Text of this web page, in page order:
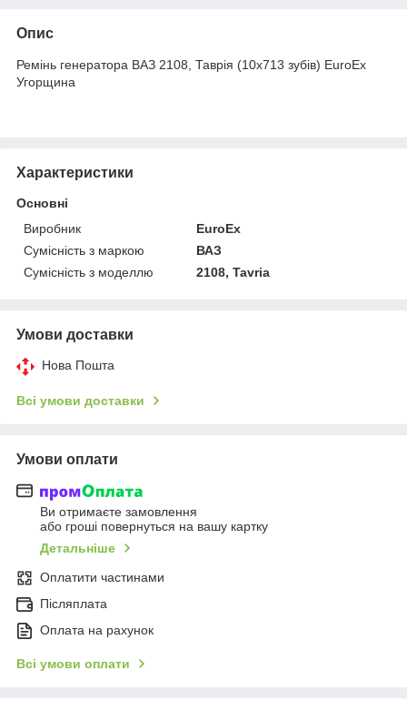
Опис
Ремінь генератора ВАЗ 2108, Таврія (10х713 зубів) EuroEx
Угорщина
Характеристики
Основні
Виробник
EuroEx
Сумісність з маркою
ВАЗ
Сумісність з моделлю
2108, Tavria
Умови доставки
Нова Пошта
Всі умови доставки
Умови оплати
Ви отримаєте замовлення
або гроші повернуться на вашу картку
Детальніше
Оплатити частинами
Післяплата
Оплата на рахунок
Всі умови оплати